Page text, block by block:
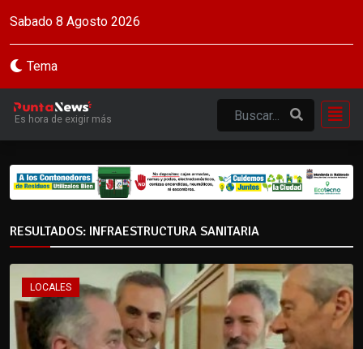
Sabado 8 Agosto 2026
Tema
Es hora de exigir más
RESULTADOS: INFRAESTRUCTURA SANITARIA
LOCALES